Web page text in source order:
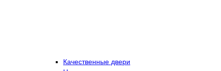
Качественные двери